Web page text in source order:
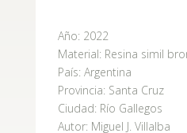
Año: 2022
Material: Resina simil
País: Argentina
Provincia: Santa Cruz
Ciudad: Río Gallegos
Autor: Miguel J. Villalba